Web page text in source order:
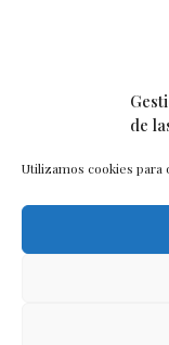
de
Utilizamos cookies